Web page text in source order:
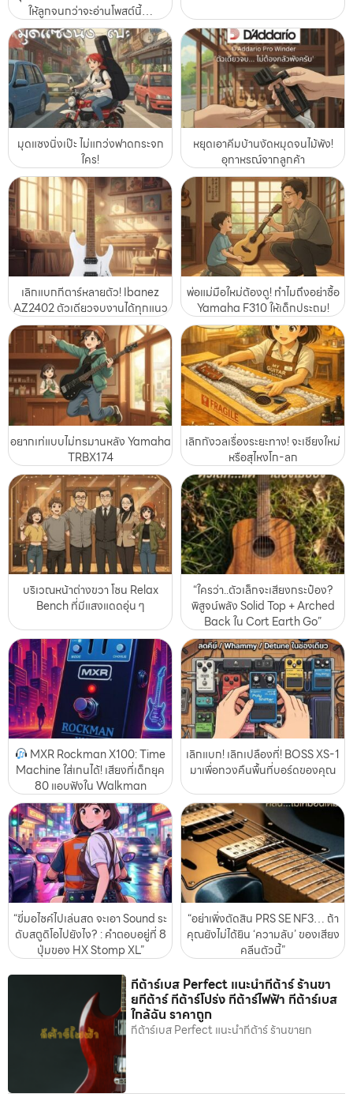
ให้ลูกจนกว่าจะอ่านโพสต์นี้…
มุดแซงนิ่งเป๊ะ ไม่แกว่งฟาดกระจก
ใคร!
หยุดเอาคีมบ้านงัดหมุดจนไม้พัง!
อุทาหรณ์จากลูกค้า
เลิกแบกกีตาร์หลายตัว! Ibanez
AZ2402 ตัวเดียวจบงานได้ทุกแนว
พ่อแม่มือใหม่ต้องดู! ทำไมถึงอย่าซื้อ
Yamaha F310 ให้เด็กประถม!
อยากเท่แบบไม่ทรมานหลัง Yamaha
TRBX174
เลิกกังวลเรื่องระยะทาง! จะเชียงใหม่
หรือสุไหงโก-ลก
บริเวณหน้าต่างขวา โซน Relax
Bench ที่มีแสงแดดอุ่น ๆ
“ใครว่า..ตัวเล็กจะเสียงกระป๋อง?
พิสูจน์พลัง Solid Top + Arched
Back ใน Cort Earth Go”
MXR Rockman X100: Time
Machine ใส่เกนได้! เสียงที่เด็กยุค
80 แอบฟังใน Walkman
เลิกแบก! เลิกเปลืองที่! BOSS XS-1
มาเพื่อทวงคืนพื้นที่บอร์ดของคุณ
“ขี่มอไซค์ไปเล่นสด จะเอา Sound ระ
ดับสตูดิโอไปยังไง? : คำตอบอยู่ที่ 8
ปุ่มของ HX Stomp XL”
“อย่าเพิ่งตัดสิน PRS SE NF3… ถ้า
คุณยังไม่ได้ยิน ‘ความลับ’ ของเสียง
คลีนตัวนี้”
กีต้าร์เบส Perfect แนะนำกีต้าร์ ร้านขา
ยกีต้าร์ กีต้าร์โปร่ง กีต้าร์ไฟฟ้า กีต้าร์เบส
ใกล้ฉัน ราคาถูก
กีต้าร์เบส Perfect แนะนำกีต้าร์ ร้านขายก